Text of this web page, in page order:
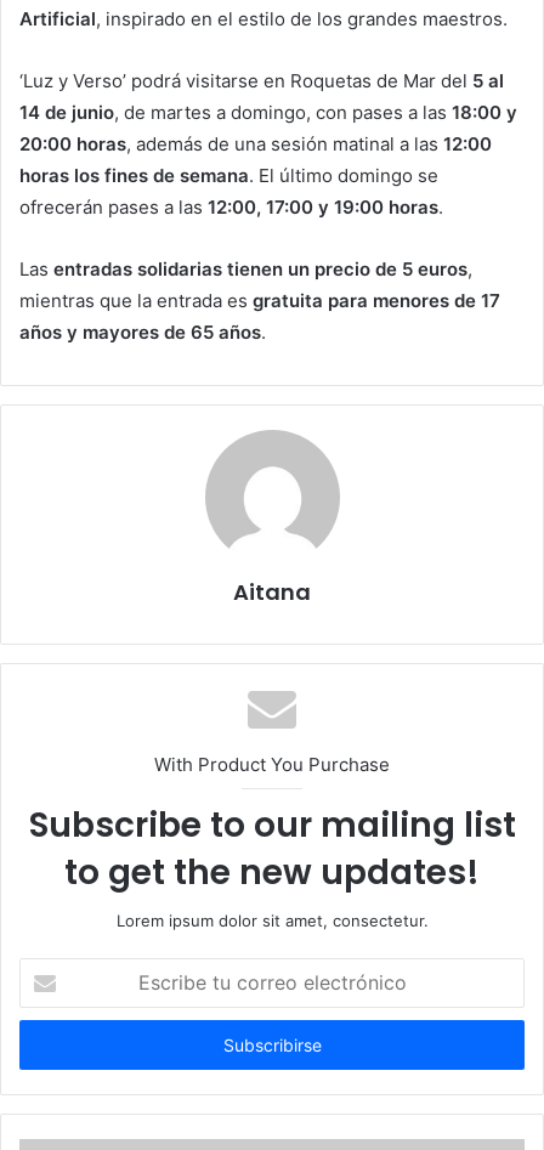
Artificial, inspirado en el estilo de los grandes maestros.
‘Luz y Verso’ podrá visitarse en Roquetas de Mar del 5 al
14 de junio, de martes a domingo, con pases a las 18:00 y
20:00 horas, además de una sesión matinal a las 12:00
horas los fines de semana. El último domingo se
ofrecerán pases a las 12:00, 17:00 y 19:00 horas.
Las entradas solidarias tienen un precio de 5 euros,
mientras que la entrada es gratuita para menores de 17
años y mayores de 65 años.
Aitana
With Product You Purchase
Subscribe to our mailing list
to get the new updates!
Lorem ipsum dolor sit amet, consectetur.
correo